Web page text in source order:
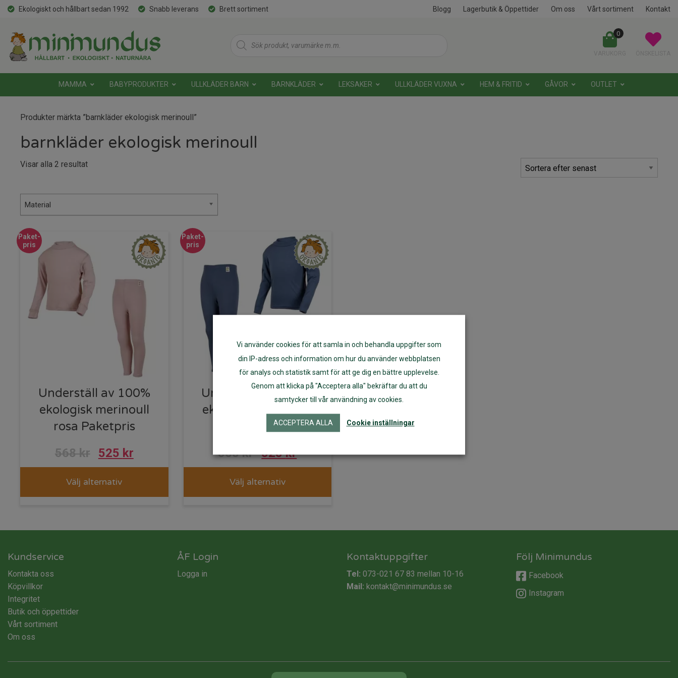
Ekologiskt och hållbart sedan 1992 Snabb leverans Brett sortiment Blogg Lagerbutik & Öppettider Om oss Vårt sortiment Kontakt
Products
search
0
MAMMA BABYPRODUKTER ULLKLÄDER BARN BARNKLÄDER LEKSAKER ULLKLÄDER VUXNA HEM & FRITID GÅVOR OUTLET
Produkter märkta ”barnkläder ekologisk merinoull”
barnkläder ekologisk merinoull
Visar alla 2 resultatSortera
Material
Paket-
pris
Underställ av 100%
ekologisk merinoull
rosa Paketpris
568kr
Det
ursprungliga
priset
525 krDet
nuvarande
Välj alternativ
Paket-
pris
Underställ av 100%
ekologisk merinoull
blå, Paketpris
568kr Det
ursprungliga
priset
525krDet
nuvarande
Välj alternativ
Kundservice
Kontakta oss
Köpvillkor
Integritet
Butik och öppettider
Vårt sortiment
Om oss
ÅF Login
Logga in
Kontaktuppgifter
Tel: 073-021 67 83 mellan 10-16
Mail: kontakt@minimundus.se
Följ Minimundus
Facebook
Instagram
Vi använder cookies för att samla in och behandla uppgifter som
din IP-adress och information om hur du använder webbplatsen
för analys och statistik samt för att ge dig en bättre upplevelse.
Genom att klicka på "Acceptera alla" bekräftar du att du
samtycker till vår användning av cookies.
ACCEPTERA ALLA Cookie inställningar